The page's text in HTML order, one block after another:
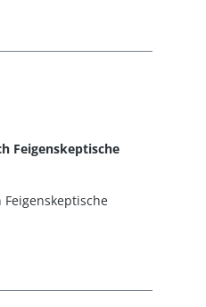
Feigenskeptische